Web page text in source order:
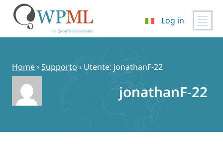
contenuto
Log in
Home›Supporto › Utente: jonathanF-22
jonathanF-22